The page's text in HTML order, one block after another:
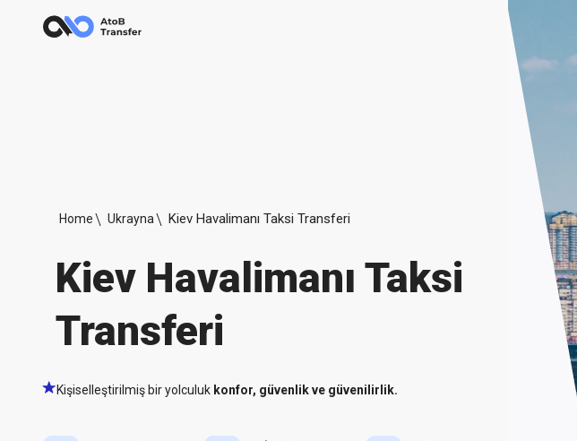
Home Ukrayna Kiev Havalimanı Taksi Transferi
Kiev Havalimanı Taksi
Transferi
Kişiselleştirilmiş bir yolculuk konfor, güvenlik ve güvenilirlik.